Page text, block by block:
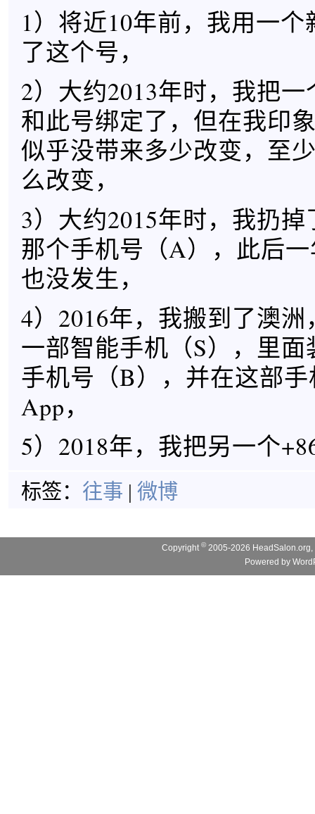
1）将近10年前，我用一
了这个号，
2）大约2013年时，我把
和此号绑定了，但在我印
似乎没带来多少改变，至
么改变，
3）大约2015年时，我扔
那个手机号（A），此后
也没发生，
4）2016年，我搬到了澳
一部智能手机（S），里
手机号（B），并在这部
App，
5）2018年，我把另一个
标签： 往事 | 微博
Copyright© 2005-2026
Powered by